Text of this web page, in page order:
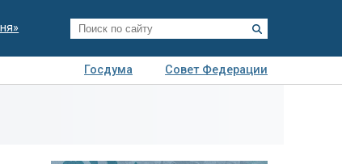
Госдума
Совет Федерации